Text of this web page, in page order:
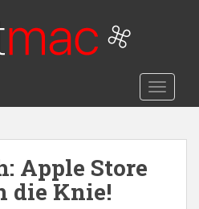
Apple Store
die Knie!